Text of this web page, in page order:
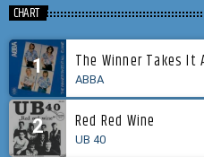
CHART
1 The Winner Takes It
ABBA
2 Red Red Wine
UB 40